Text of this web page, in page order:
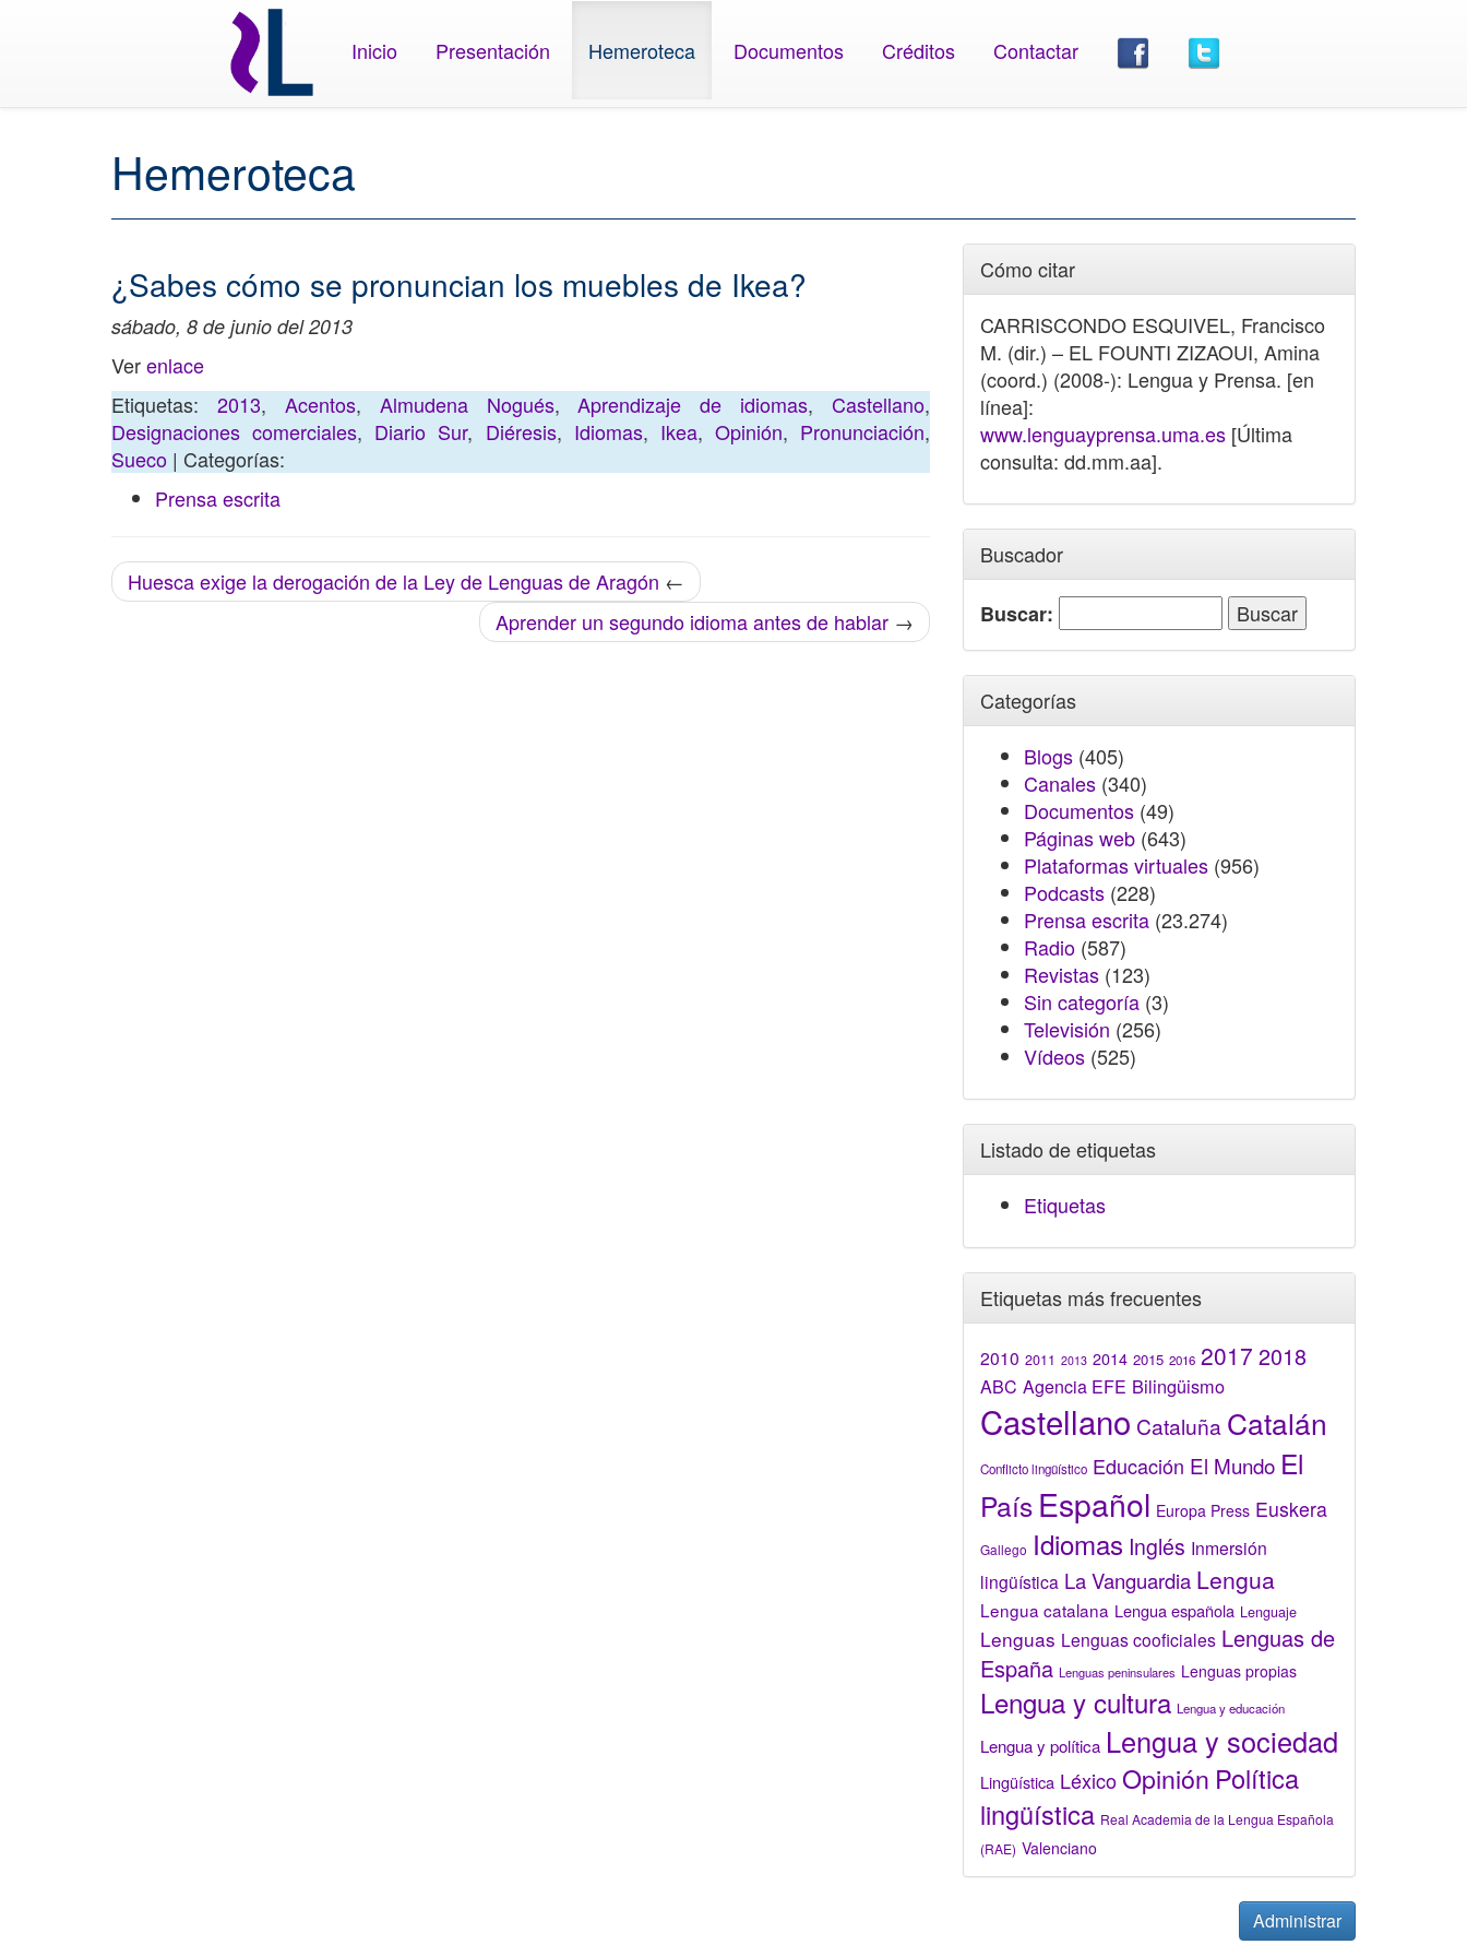
Inicio Presentación Hemeroteca Documentos Créditos Contactar
Hemeroteca
¿Sabes cómo se pronuncian los muebles de Ikea?
sábado, 8 de junio del 2013
Verenlace
Etiquetas: 2013, Acentos, Almudena Nogués,Aprendizaje de idiomas, Castellano,
Designaciones comerciales, Diario Sur, Diéresis, Idiomas, Ikea, Opinión, Pronunciación,
Sueco | Categorías:
Prensa escrita
Huesca exige la derogación de la Ley de Lenguas de Aragón ←
Aprender un segundo idioma antes de hablar →
Cómo citar
CARRISCONDO ESQUIVEL, Francisco
M. (dir.) – EL FOUNTI ZIZAOUI, Amina
(coord.) (2008-): Lengua y Prensa. [en
línea]:
www.lenguayprensa.uma.es [Última
consulta: dd.mm.aa].
Buscador
Buscar:
Categorías
Blogs (405)
Canales (340)
Documentos (49)
Páginas web (643)
Plataformas virtuales (956)
Podcasts (228)
Prensa escrita (23.274)
Radio (587)
Revistas (123)
Sin categoría (3)
Televisión (256)
Vídeos (525)
Listado de etiquetas
Etiquetas
Etiquetas más frecuentes
2010 2011 2013 2014 2015 2016 2017 2018
ABC Agencia EFE Bilingüismo
Castellano Cataluña Catalán
Conflicto lingüístico Educación El Mundo El
País Español Europa Press Euskera
Gallego Idiomas Inglés Inmersión
lingüística La Vanguardia Lengua
Lengua catalana Lengua española Lenguaje
Lenguas Lenguas cooficiales Lenguas de
España Lenguas peninsulares Lenguas propias
Lengua y cultura Lengua y educación
Lengua y política Lengua y sociedad
Lingüística LéxicoOpinión Política
lingüística Real Academia de la Lengua Española
(RAE) Valenciano
Administrar